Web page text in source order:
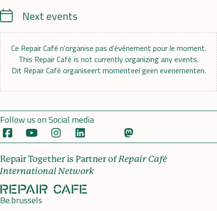
CalendrierNext events
Ce Repair Café n'organise pas d'événement pour le moment.
This Repair Café is not currently organizing any events.
Dit Repair Café organiseert momenteel geen evenementen.
Follow us on Social media
Repair Together is Partner ofRepair Café
International Network
Be.brussels